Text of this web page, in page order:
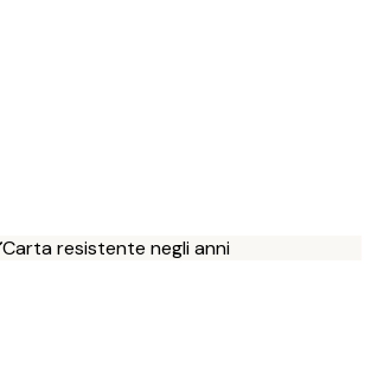
Carta resistente negli anni